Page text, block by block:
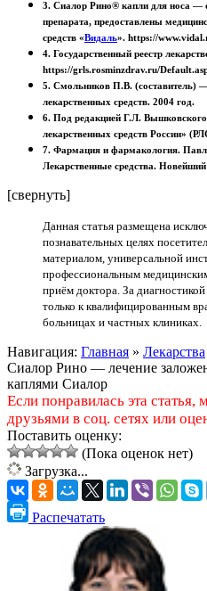
3. Сиалор Рино® капли для носа —
препарата, предоставлены
средств «Видаль». https://
4. Государственный реестр
https://grls.rosminzdrav.ru/
5. Смольников П.В. (составитель)
лекарственных средств. 2004 год.
6. Под редакцией Г.Л.
лекарственных средств России»
7. Фармация и фармакология.
Лекарственные средства.
[свернуть]
Данная статья размещена
познавательных целях
материалом, универсальной
профессиональным
приём доктора. За
только к квалифицированным
больницах и частных клиниках.
Навигация: Главная » Лекарства
Сиалор Рино — лечение
каплями Сиалор
Если понравилась эта статья,
друзьями в соц. сетях или
Поставить оценку:
(Пока оценок нет)
Загрузка...
Распечатать